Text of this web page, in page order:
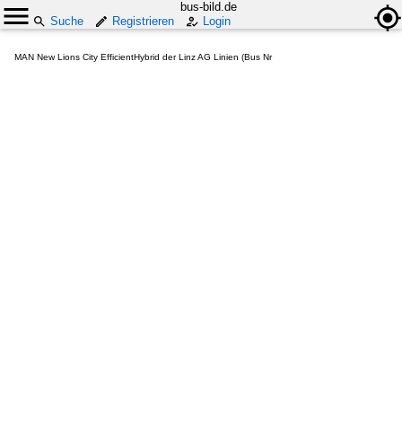
bus-bild.de
Suche
Registrieren Login
MAN New Lions City EfficientHybrid der Linz AG Linien (Bus Nr